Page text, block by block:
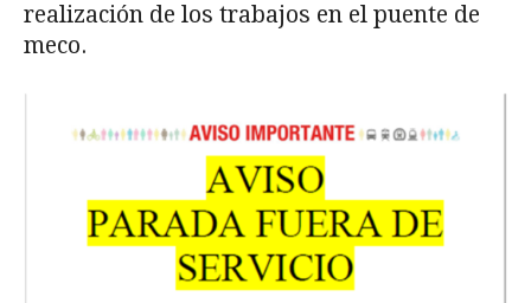
realización de los trabajos en el puente de
meco.